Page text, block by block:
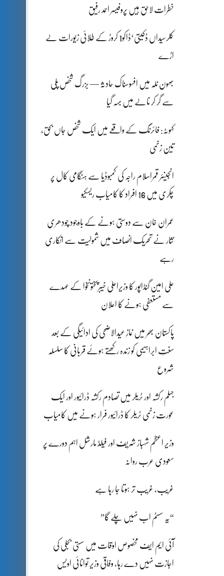
خطرات لاحق ہیں پروفیسر احمد رفیق
کلرسیداں ڈکیتی‘ڈاکو1 کروڑ کے طلائی زیورات لے
اڑے
بھون نلہ میں افسوسناک حادثہ — بزرگ شخص پلی
سے گر کر نالے میں بہہ گیا
کہوٹہ: فائرنگ کے واقعے میں ایک شخص جاں بحق،
تین زخمی
انجینئر قمراسلام راجہ کی کمبوڈیا سے ہنگامی کال پر
چکری میں 16 افراد کا کامیاب ریسکیو
عمران خان سے دوستی ہونے کے باوجود چودھری
نثار نے تحریک انصاف میں شمولیت سے انکاری
رہے
علی امین گنڈاپور کا وزیراعلیٰ خیبرپختونخوا کے عہدے
سے مستعفی ہونے کا اعلان
پاکستان بھر میں نمازِ عیدالاضحی کی ادائیگی کے بعد
سنتِ ابراہیمی کو زندہ رکھتے ہوئے قربانی کا سلسلہ
شروع
جہلم رکشہ اور ٹریلر میں تصادم رکشہ ڈرائیور اور ایک
عورت زخمی ٹریلر کا ڈرائیور فرار ہونے میں کامیاب
وزیر اعظم شہباز شریف اور فیلڈ مارشل اہم دورے پر
سعودی عرب روانہ
غریب، غریب تر ہوتا جا رہا ہے
“یہ سسٹم اب نہیں چلے گا”
آئی ایم ایف مخصوص اوقات میں سستی بجلی کی
اجازت نہیں دے رہا، وفاقی وزیر توانائی اویس